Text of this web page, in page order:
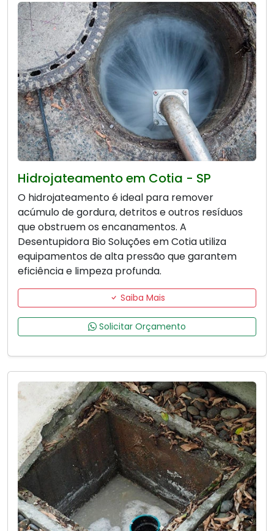
Hidrojateamento em Cotia - SP
O hidrojateamento é ideal para remover
acúmulo de gordura, detritos e outros resíduos
que obstruem os encanamentos. A
Desentupidora Bio Soluções em Cotia utiliza
equipamentos de alta pressão que garantem
eficiência e limpeza profunda.
Saiba Mais
Solicitar Orçamento